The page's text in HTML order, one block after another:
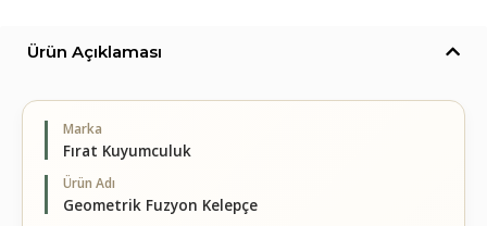
Ürün Açıklaması
Marka
Fırat Kuyumculuk
Ürün Adı
Geometrik Fuzyon Kelepçe